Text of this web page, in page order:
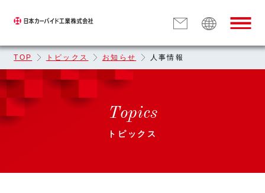
TOP トピックス お知らせ 人事情報
Topics
トピックス